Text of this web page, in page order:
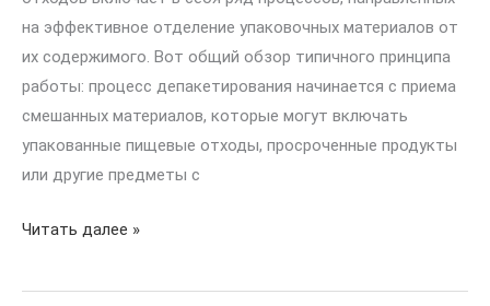
на эффективное отделение упаковочных материалов от
их содержимого. Вот общий обзор типичного принципа
работы: процесс депакетирования начинается с приема
смешанных материалов, которые могут включать
упакованные пищевые отходы, просроченные продукты
или другие предметы с
Читать далее »